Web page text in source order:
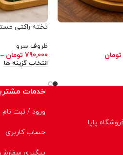
تومان
تخته راکتی
ظروف سرو
790,000 تومان –
انتخاب گزینه ها
خدمات
ورود / ثبت نام
حساب کاربری
پیگیری سفارش